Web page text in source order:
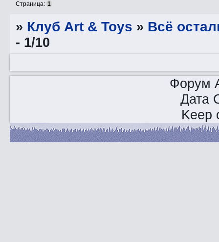
Страница: 1
» Клуб Art & Toys » Всё
- 1/10
Форум
Дата
Keep